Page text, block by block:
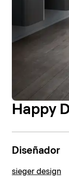
Happy
Diseñador
sieger design